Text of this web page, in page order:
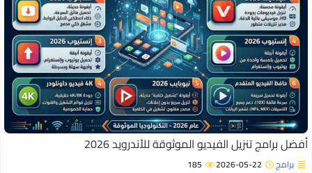
برامج تنزيل الفيديو الموثوقة للأندرويد 2026
برامج 2026-05-22
185